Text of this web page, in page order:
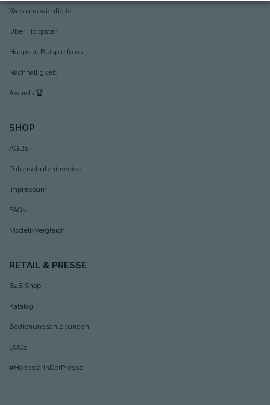
Was uns wichtig ist
Über Hoppstar
Hoppstar Beispielfotos
Nachhaltigkeit
Awards 🏆
SHOP
AGBs
Datenschutzhinweise
Impressum
FAQs
Modell-Vergleich
RETAIL & PRESSE
B2B Shop
Katalog
Bedienungsanleitungen
DOCs
#HoppstarInDerPresse